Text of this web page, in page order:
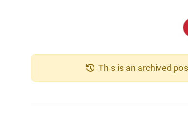
history This is an archived